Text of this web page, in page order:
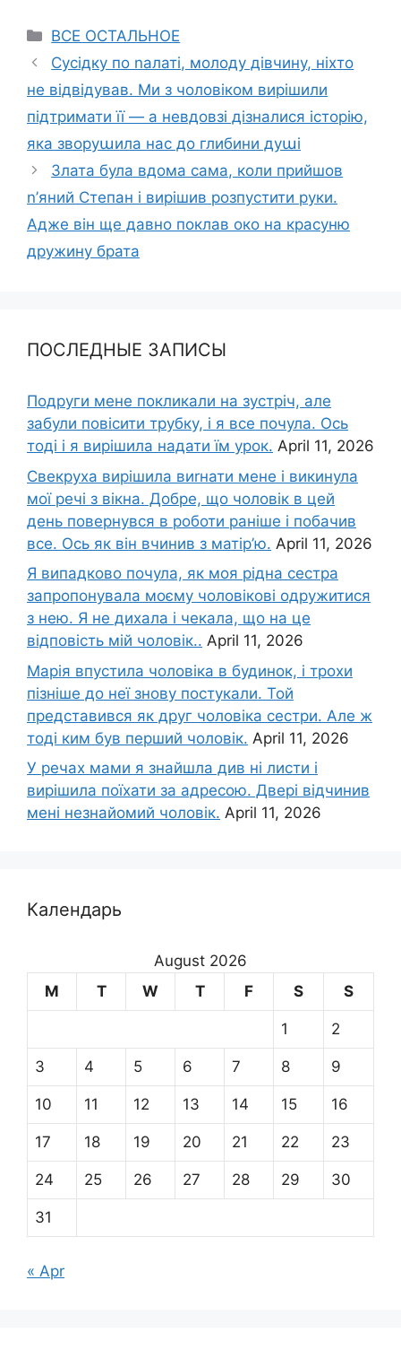
Categories
ВСЕ ОСТАЛЬНОЕ
Сусідку по nалаті, молоду дівчину, ніхто
не відвідував. Ми з чоловіком вирішили
підтримати її — а невдовзі дізналися історію,
яка зворуաила нас до глибини дуաі
Злата була вдома сама, коли прийшов
n’яний Степан і вирішив розпустити руки.
Адже він ще давно поклав око на красуню
дружину брата
ПОСЛЕДНЫЕ ЗАПИСЫ
Подруги мене покликали на зустріч, але
забули повісити трубку, і я все почула. Ось
тоді і я вирішила надати їм урок. April 11, 2026
Свекруха вирішила виrнати мене і викинула
мої речі з вікна. Добре, що чоловік в цей
день повернувся в роботи раніше і побачив
все. Ось як він вчинив з матір’ю. April 11, 2026
Я випадково почула, як моя рідна сестра
запропонувала моєму чоловікові одружитися
з нею. Я не дихала і чекала, що на це
відповість мій чоловік.. April 11, 2026
Марія впустила чоловіка в будинок, і трохи
пізніше до неї знову постукали. Той
представився як друг чоловіка сестри. Але ж
тоді ким був перший чоловік. April 11, 2026
У речах мами я знайшла див ні листи і
вирішила поїхати за адресою. Двері відчинив
мені незнайомий чоловік. April 11, 2026
Календарь
August 2026
M
T W T F S S
1 2
3 4 5 6 7 8 9
10 11 12 13 14 15 16
17 18 19 20 21 22 23
24 25 26 27 28 29 30
31
« Apr